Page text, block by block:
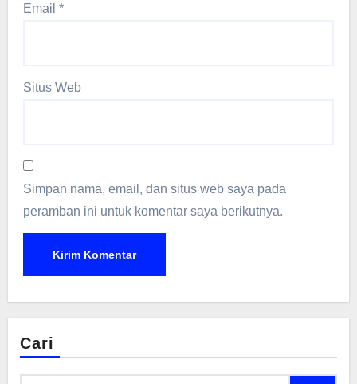
Email*
Situs Web
Simpan nama, email, dan situs web saya pada
peramban ini untuk komentar saya berikutnya.
Cari